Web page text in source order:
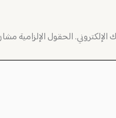
الحقول الإلزامية مشار